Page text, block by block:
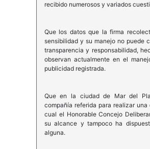
recibido numerosos y variados
Que los datos que la firma
sensibilidad y su manejo no puede
transparencia y responsabilidad,
observan actualmente en el
publicidad registrada.
Que en la ciudad de Mar del
compañía referida para realizar una
cual el Honorable Concejo
su alcance y tampoco ha
alguna.